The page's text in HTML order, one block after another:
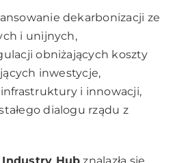
dekarbonizacji ze
i unijnych,
obniżających koszty
inwestycje,
i innowacji,
dialogu rządu z